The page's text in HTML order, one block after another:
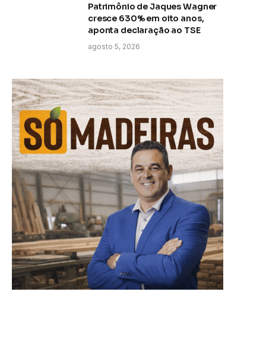
Patrimônio de Jaques Wagner
cresce 630% em oito anos,
aponta declaração ao TSE
agosto 5, 2026